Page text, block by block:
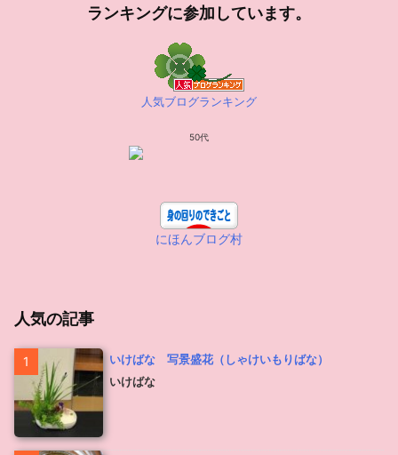
ランキングに参加しています。
人気ブログランキング
50代
にほんブログ村
人気の記事
1
いけばな 写景盛花（しゃけいもりばな）
いけばな